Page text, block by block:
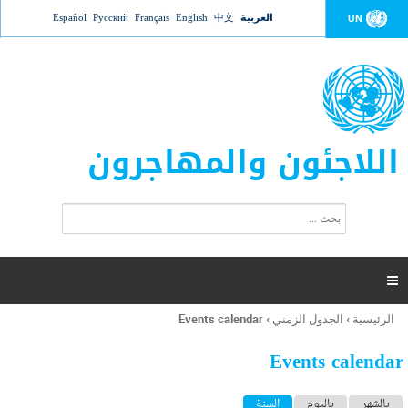
Jump to navigation UN العربية 中文
English
Français
Русский
Español
اللاجئون والمهاجرون
ت
ر
ل
ح
ب

أنت
هنا
الرئيسية › الجدول الزمني ›
Events calendar
Events calendar